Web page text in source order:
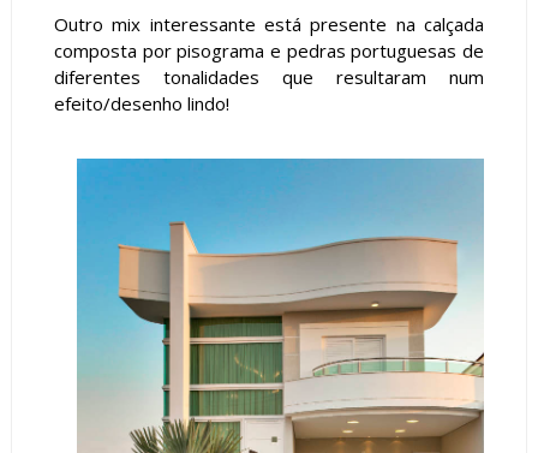
Outro mix interessante está presente na calçada
composta por pisograma e pedras portuguesas de
diferentes tonalidades que resultaram num
efeito/desenho lindo!